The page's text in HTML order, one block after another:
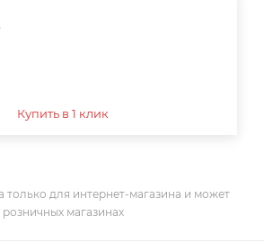
Купить в 1 клик
только для интернет-магазина и может
магазинах